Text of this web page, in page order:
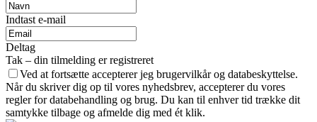
Indtast e-mail
Deltag
Tak – din tilmelding er registreret
Ved at fortsætte accepterer jeg brugervilkår og databeskyttelse.
Når du skriver dig op til vores nyhedsbrev, accepterer du vores
regler for databehandling og brug. Du kan til enhver tid trække dit
samtykke tilbage og afmelde dig med ét klik.